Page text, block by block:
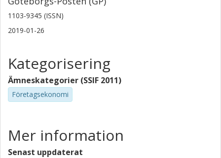
1103-9345 (ISSN)
2019-01-26
Kategorisering
Ämneskategorier (SSIF 2011)
Företagsekonomi
Mer information
Senast uppdaterat